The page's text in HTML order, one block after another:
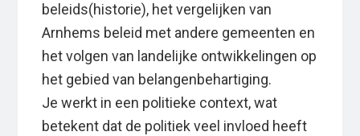
beleids(historie), het vergelijken van
Arnhems beleid met andere gemeenten en
het volgen van landelijke ontwikkelingen op
het gebied van belangenbehartiging.
Je werkt in een politieke context, wat
betekent dat de politiek veel invloed heeft